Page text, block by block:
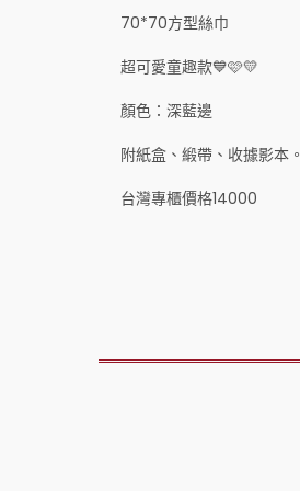
70*70方型絲巾
超可愛童趣款💙🩷💛
顏色：深藍邊
附紙盒、緞帶、收據影本。
台灣專櫃價格14000